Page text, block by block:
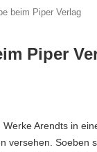
beim Piper Verlag
Piper
Arendts in
versehen. Soeben